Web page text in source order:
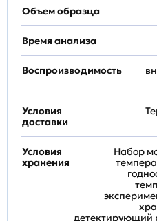
Объем образца
Время анализа
Воспроизводимость
Условия
доставки
Условия
хранения
Набор
детектирующий